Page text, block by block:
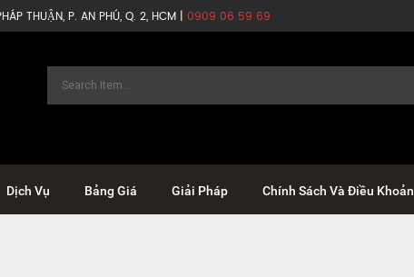
THUẬN, P. AN PHÚ, Q. 2, HCM | 0909 06 59 69
Dịch Vụ Bảng Giá Giải Pháp Chính Sách Và Điều Khoản